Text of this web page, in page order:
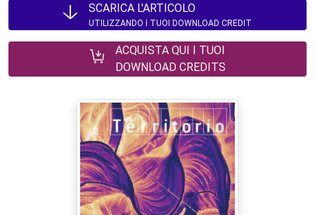
SCARICA L'ARTICOLO
UTILIZZANDO I TUOI DOWNLOAD CREDIT
ACQUISTA QUI I TUOI
DOWNLOAD CREDITS